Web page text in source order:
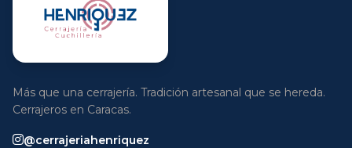
Más que una cerrajería. Tradición artesanal que se hereda.
Cerrajeros en Caracas.
@cerrajeriahenriquez